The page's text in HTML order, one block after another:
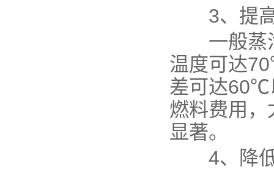
3、提高
一般蒸汽
温度可达
差可达60℃
燃料费用
显著。
4、降低